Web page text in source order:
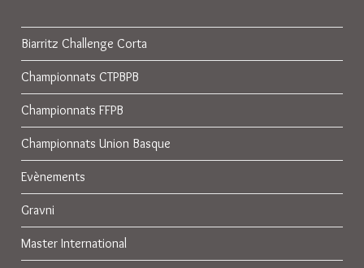
Biarritz Challenge Corta
Championnats CTPBPB
Championnats FFPB
Championnats Union Basque
Evènements
Gravni
Master International